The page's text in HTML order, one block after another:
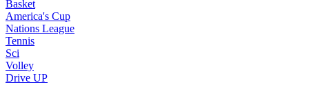
Basket
America's Cup
Nations League
Tennis
Sci
Volley
Drive UP